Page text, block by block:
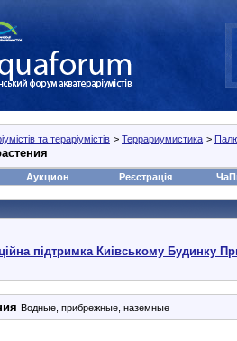
та тераріумістів > Террариумистика >
Аукцион Реєстрація
підтримка Киівському Будинку
Водные, прибрежные, наземные